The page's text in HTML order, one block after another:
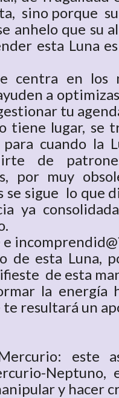
sino porque
anhelo que su
esta Luna
centra en los
a
tu
tiene lugar, se
cuando la
de
por muy
se sigue lo que
ya
e
de esta Luna,
de esta
la
resultará un
este
y hacer